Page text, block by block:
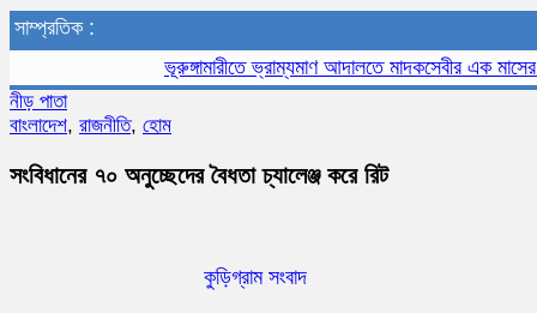
সাম্প্রতিক :
ভূরুঙ্গামারীতে ভ্রাম্যমাণ আদালতে মাদকসেবীর এক মাসের
নীড় পাতা
বাংলাদেশ, রাজনীতি, হোম
সংবিধানের ৭০ অনুচ্ছেদের বৈধতা চ্যালেঞ্জ করে রিট
কুড়িগ্রাম সংবাদ